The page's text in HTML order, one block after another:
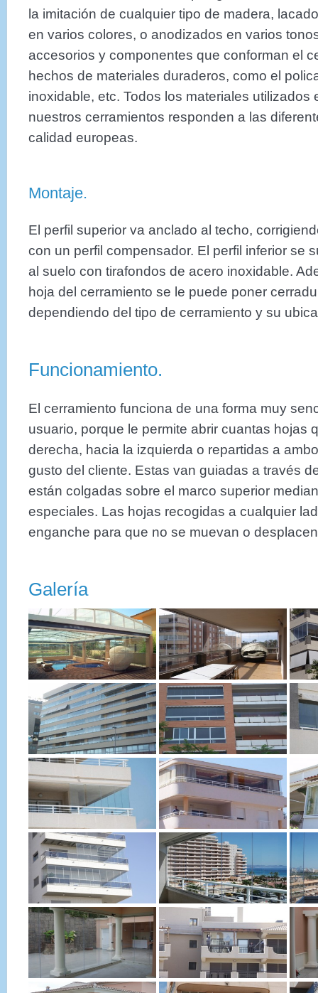
la imitación de cualquier tipo de madera,
en varios colores, o anodizados en varios
accesorios y componentes que conforman el
hechos de materiales duraderos, como el
inoxidable, etc. Todos los materiales utilizados
nuestros cerramientos responden a las
calidad europeas.
Montaje.
El perfil superior va anclado al techo,
con un perfil compensador. El perfil inferior se
al suelo con tirafondos de acero inoxidable.
hoja del cerramiento se le puede poner
dependiendo del tipo de cerramiento y su
Funcionamiento.
El cerramiento funciona de una forma muy
usuario, porque le permite abrir cuantas hojas
derecha, hacia la izquierda o repartidas a
gusto del cliente. Estas van guiadas a través
están colgadas sobre el marco superior
especiales. Las hojas recogidas a cualquier
enganche para que no se muevan o
Galería